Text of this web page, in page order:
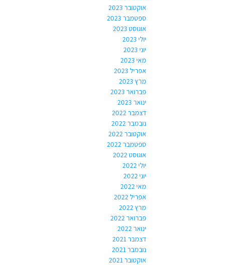
אוקטובר 2023
ספטמבר 2023
אוגוסט 2023
יולי 2023
יוני 2023
מאי 2023
אפריל 2023
מרץ 2023
פברואר 2023
ינואר 2023
דצמבר 2022
נובמבר 2022
אוקטובר 2022
ספטמבר 2022
אוגוסט 2022
יולי 2022
יוני 2022
מאי 2022
אפריל 2022
מרץ 2022
פברואר 2022
ינואר 2022
דצמבר 2021
נובמבר 2021
אוקטובר 2021